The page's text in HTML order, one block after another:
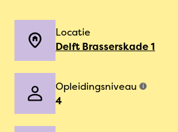
Locatie
Delft Brasserskade 1
Opleidingsniveau i
4